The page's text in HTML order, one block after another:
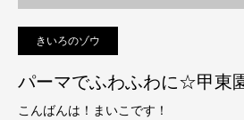
きいろのゾウ
パーマでふわふわに☆甲東
こんばんは！まいこです！